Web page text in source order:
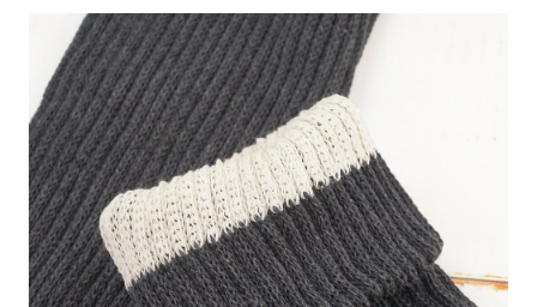
綿59％/絹31％/ポリエステル9%/ポリウレタン
1％
サイズ
サイズ 約45cm
を除く）
東北・関東・北信越・東海・関西：880円
中・四国：990円
九州・北海道1,100円
沖縄・離島等中継料が発生する地域1,540円
※11,000円(税込)以上お買い上げで 660円にさせて頂きます